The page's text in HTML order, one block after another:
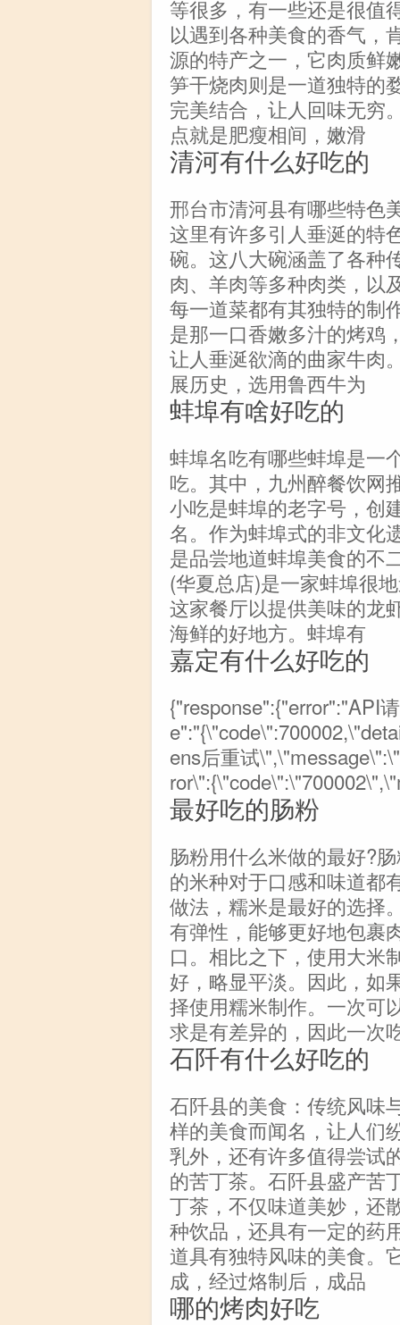
等很多，有一些还是很值
以遇到各种美食的香气，
源的特产之一，它肉质鲜
笋干烧肉则是一道独特的
完美结合，让人回味无穷
点就是肥瘦相间，嫩滑
清河有什么好吃的
邢台市清河县有哪些特色
这里有许多引人垂涎的特
碗。这八大碗涵盖了各种
肉、羊肉等多种肉类，以
每一道菜都有其独特的制
是那一口香嫩多汁的烤鸡
让人垂涎欲滴的曲家牛肉
展历史，选用鲁西牛为
蚌埠有啥好吃的
蚌埠名吃有哪些蚌埠是一
吃。其中，九州醉餐饮网
小吃是蚌埠的老字号，创
名。作为蚌埠式的非文化
是品尝地道蚌埠美食的不
(华夏总店)是一家蚌埠很
这家餐厅以提供美味的龙
海鲜的好地方。蚌埠有
嘉定有什么好吃的
{"response":{"error":"API
ens后重试
最好吃的肠粉
肠粉用什么米做的最好?
的米种对于口感和味道都
做法，糯米是最好的选择
有弹性，能够更好地包裹
口。相比之下，使用大米
好，略显平淡。因此，如
择使用糯米制作。一次可
求是有差异的，因此一次
石阡有什么好吃的
石阡县的美食：传统风味
样的美食而闻名，让人们
乳外，还有许多值得尝试
的苦丁茶。石阡县盛产苦
丁茶，不仅味道美妙，还
种饮品，还具有一定的药
道具有独特风味的美食。
成，经过烙制后，成品
哪的烤肉好吃